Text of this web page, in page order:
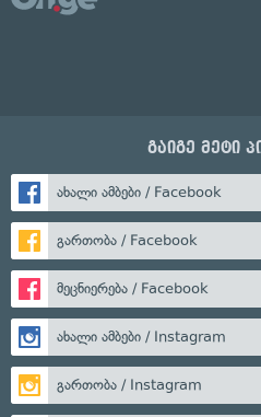
გაიგე მეტი
ახალი ამბები / Facebook
გართობა / Facebook
მეცნიერება / Facebook
ახალი ამბები / Instagram
გართობა / Instagram